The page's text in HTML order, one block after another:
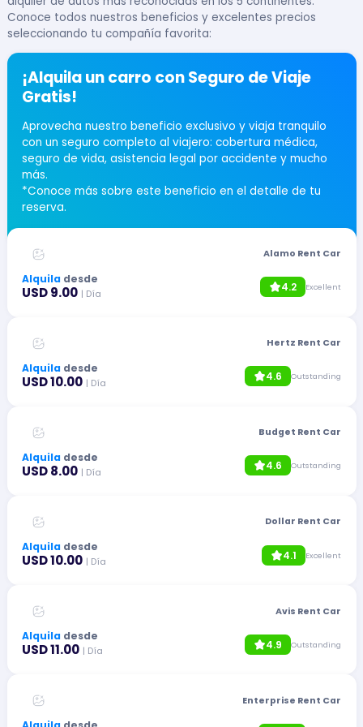
Conoce todos nuestros beneficios y excelentes precios
seleccionando tu compañía favorita:
¡Alquila un carro con Seguro de Viaje
Gratis!
Aprovecha nuestro beneficio exclusivo y viaja tranquilo
con un seguro completo al viajero: cobertura médica,
seguro de vida, asistencia legal por accidente y mucho
más.
*Conoce más sobre este beneficio en el detalle de tu
reserva.
Alamo Rent Car
Alquila desde
USD 9.00 | Día 4.2 Excellent
Hertz Rent Car
Alquila desde
USD 10.00 | Día 4.6 Outstanding
Budget Rent Car
Alquila desde
USD 8.00 | Día 4.6 Outstanding
Dollar Rent Car
Alquila desde
USD 10.00 | Día 4.1 Excellent
Avis Rent Car
Alquila desde
USD 11.00 | Día 4.9 Outstanding
Enterprise Rent Car